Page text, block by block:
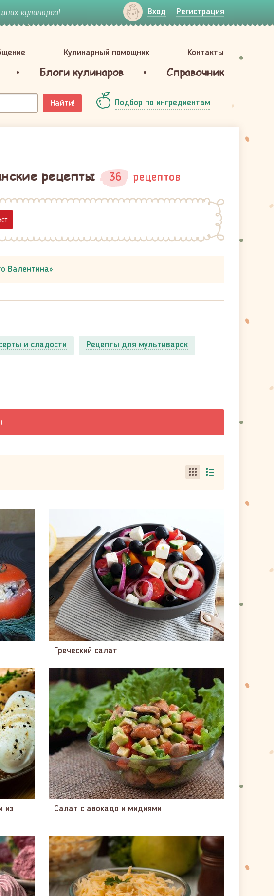
кулинаров! Вход Регистрация
Кулинарный помощник Контакты
Блоги кулинаров Справочник
Найти! Подбор по ингредиентам
рецепты 36 рецептов
Валентина»
и сладости Рецепты для мультиварок
Греческий салат
из
Салат с авокадо и мидиями